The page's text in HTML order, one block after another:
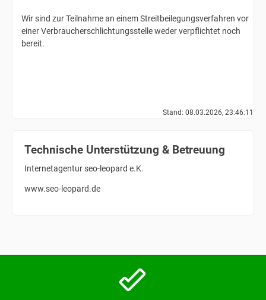
Wir sind zur Teilnahme an einem Streitbeilegungsverfahren vor
einer Verbraucherschlichtungsstelle weder verpflichtet noch
bereit.
Stand: 08.03.2026, 23:46:11
Technische Unterstützung & Betreuung
Internetagentur seo-leopard e.K.
www.seo-leopard.de